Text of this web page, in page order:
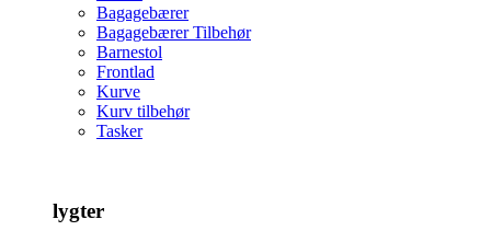
Bagagebærer
Bagagebærer Tilbehør
Barnestol
Frontlad
Kurve
Kurv tilbehør
Tasker
lygter